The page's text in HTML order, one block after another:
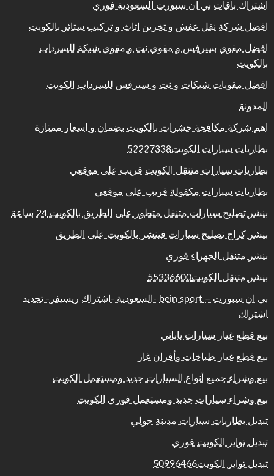
اشتراك باقات بي ان سبورت السعودية فوري
افضل شركة نقل عفش و تخزين اثاث و تركيب ستائر بالكويت
افضل مقوي سيرفس و مقوي نت و مقوي شبكة للسرداب
بالكويت
افضل مقويات شبكات و نت و سيرفس للسرداب الكويت
المدونة
اهم شركة مكافحة حشرات بالكويت بضمان و اسعار ممتازة
بطاريات سيارات الكويت52227338
بطاريات سيارات متنقل الكويت قريب على موقعي
بطاريات سيارات مكفولة قريب على موقعي
بنشر تصليح سيارات متنقل متطور على الطريق بالكويت 24 ساعة
بنشر كراج تصليح سيارات فينشر بالكويت على الطريق
بنشر متنقل الجهراء فوري
بنشر متنقل الكويت55336600
بي ان سبورت – bein sport -السعودية -اشتراك ريسيفر- تجديد
اشتراك
بيع قطع غيار سيارات ياباني
بيع قطع غيار طباخات وأفران غاز
بيع وشراء جميع أنواع السيارات جديد ومستعمل الكويت
بيع وشراء سيارات جديد ومستعمل فوري الكويت
تبديل بطاريات سيارات مدينة حولي
تبديل تواير الكويت فوري
تبديل تواير الكويت50996466